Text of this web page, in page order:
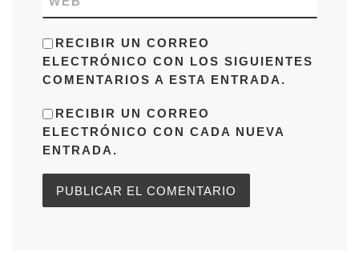
RECIBIR UN CORREO
ELECTRÓNICO CON LOS SIGUIENTES
COMENTARIOS A ESTA ENTRADA.
RECIBIR UN CORREO
ELECTRÓNICO CON CADA NUEVA
ENTRADA.